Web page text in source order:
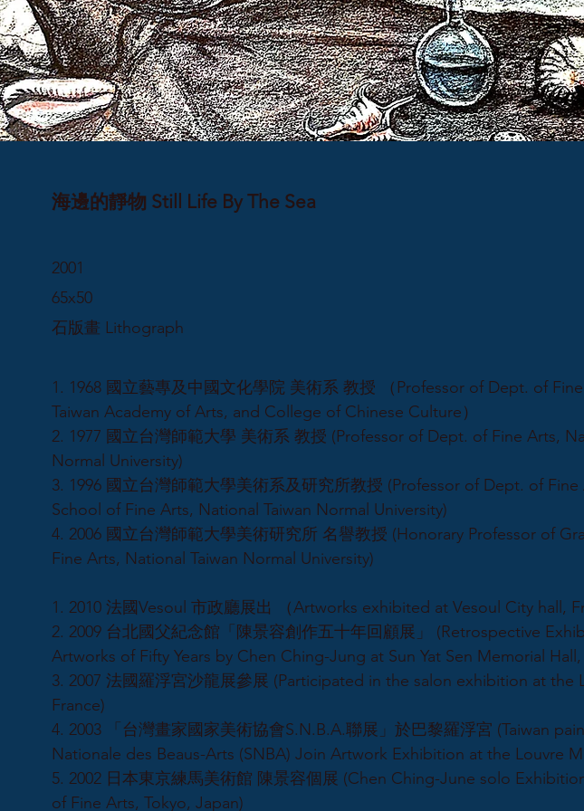
海邊的靜物 Still Life By The Sea
2001
65x50
石版畫 Lithograph
1. 1968 國立藝專及中國文化學院 美術系 教授 （Professor of Dept. of
Taiwan Academy of Arts, and College of Chinese Culture）
2. 1977 國立台灣師範大學 美術系 教授 (Professor of Dept. of Fine Arts,
Normal University)
3. 1996 國立台灣師範大學美術系及研究所教授 (Professor of Dept. of
School of Fine Arts, National Taiwan Normal University)
4. 2006 國立台灣師範大學美術研究所 名譽教授 (Honorary Professor of
Fine Arts, National Taiwan Normal University)
1. 2010 法國Vesoul 市政廳展出 （Artworks exhibited at Vesoul City hall,
2. 2009 台北國父紀念館「陳景容創作五十年回顧展」 (Retrospective
Artworks of Fifty Years by Chen Ching-Jung at Sun Yat Sen Memorial Hall,
3. 2007 法國羅浮宮沙龍展參展 (Participated in the salon exhibition at the
France)
4. 2003 「台灣畫家國家美術協會S.N.B.A.聯展」於巴黎羅浮宮 (Taiwan
Nationale des Beaus-Arts (SNBA) Join Artwork Exhibition at the Louvre
5. 2002 日本東京練馬美術館 陳景容個展 (Chen Ching-June solo
of Fine Arts, Tokyo, Japan)